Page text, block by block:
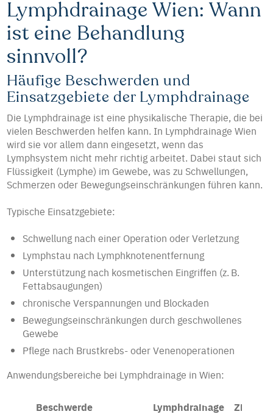
Lymphdrainage Wien: Wann
ist eine Behandlung
sinnvoll?
Häufige Beschwerden und
Einsatzgebiete der Lymphdrainage
Die Lymphdrainage ist eine physikalische Therapie, die bei
vielen Beschwerden helfen kann. In Lymphdrainage Wien
wird sie vor allem dann eingesetzt, wenn das
Lymphsystem nicht mehr richtig arbeitet. Dabei staut sich
Flüssigkeit (Lymphe) im Gewebe, was zu Schwellungen,
Schmerzen oder Bewegungseinschränkungen führen kann.
Typische Einsatzgebiete:
Schwellung nach einer Operation oder Verletzung
Lymphstau nach Lymphknotenentfernung
Unterstützung nach kosmetischen Eingriffen (z. B.
Fettabsaugungen)
chronische Verspannungen und Blockaden
Bewegungseinschränkungen durch geschwollenes
Gewebe
Pflege nach Brustkrebs- oder Venenoperationen
Anwendungsbereiche bei Lymphdrainage in Wien:
Beschwerde
Lymphdrainage
Ziel der